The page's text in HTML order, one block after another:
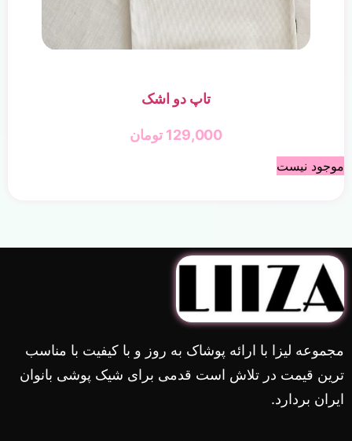
تاپ دو اشک
129,000 تومان
موجود نیست
مجموعه لیزا با ارائه پوشاک به روز و با کیفیت با مناسب
ترین قیمت در تلاش است قدمی برای شیک پوشی بانوان
ایران بردارد.